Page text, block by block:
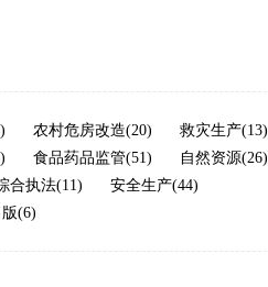
农村危房改造(20)
救灾生产(13)
食品药品监管(51)
自然资源(26)
合执法(11)
安全生产(44)
(6)